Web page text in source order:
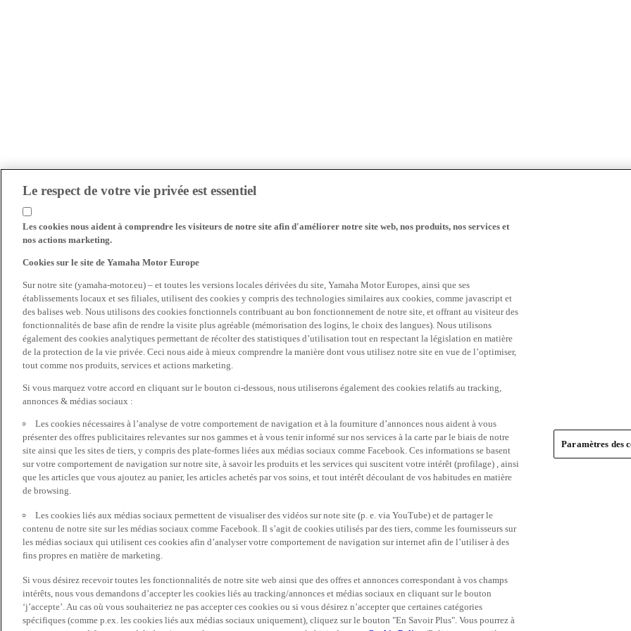
Le respect de votre vie privée est essentiel
Les cookies nous aident à comprendre les visiteurs de notre site afin d'améliorer notre site web, nos produits, nos services et
nos actions marketing.
Cookies sur le site de Yamaha Motor Europe
Sur notre site (yamaha-motor.eu) – et toutes les versions locales dérivées du site, Yamaha Motor Europes, ainsi que ses
établissements locaux et ses filiales, utilisent des cookies y compris des technologies similaires aux cookies, comme javascript et
des balises web. Nous utilisons des cookies fonctionnels contribuant au bon fonctionnement de notre site, et offrant au visiteur des
fonctionnalités de base afin de rendre la visite plus agréable (mémorisation des logins, le choix des langues). Nous utilisons
également des cookies analytiques permettant de récolter des statistiques d’utilisation tout en respectant la législation en matière
de la protection de la vie privée. Ceci nous aide à mieux comprendre la manière dont vous utilisez notre site en vue de l’optimiser,
tout comme nos produits, services et actions marketing.
Si vous marquez votre accord en cliquant sur le bouton ci-dessous, nous utiliserons également des cookies relatifs au tracking,
annonces & médias sociaux :
Les cookies nécessaires à l’analyse de votre comportement de navigation et à la fourniture d’annonces nous aident à vous
présenter des offres publicitaires relevantes sur nos gammes et à vous tenir informé sur nos services à la carte par le biais de notre
site ainsi que les sites de tiers, y compris des plate-formes liées aux médias sociaux comme Facebook. Ces informations se basent
sur votre comportement de navigation sur notre site, à savoir les produits et les services qui suscitent votre intérêt (profilage) , ainsi
que les articles que vous ajoutez au panier, les articles achetés par vos soins, et tout intérêt découlant de vos habitudes en matière
de browsing.
Les cookies liés aux médias sociaux permettent de visualiser des vidéos sur note site (p. e. via YouTube) et de partager le
contenu de notre site sur les médias sociaux comme Facebook. Il s’agit de cookies utilisés par des tiers, comme les fournisseurs sur
les médias sociaux qui utilisent ces cookies afin d’analyser votre comportement de navigation sur internet afin de l’utiliser à des
fins propres en matière de marketing.
Si vous désirez recevoir toutes les fonctionnalités de notre site web ainsi que des offres et annonces correspondant à vos champs
intérêts, nous vous demandons d’accepter les cookies liés au tracking/annonces et médias sociaux en cliquant sur le bouton
‘j’accepte’. Au cas où vous souhaiteriez ne pas accepter ces cookies ou si vous désirez n’accepter que certaines catégories
spécifiques (comme p.ex. les cookies liés aux médias sociaux uniquement), cliquez sur le bouton "En Savoir Plus". Vous pourrez à
Paramètres des